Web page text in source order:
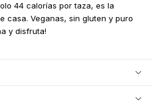
44 calorías por taza, es la
casa. Veganas, sin gluten y puro
y disfruta!